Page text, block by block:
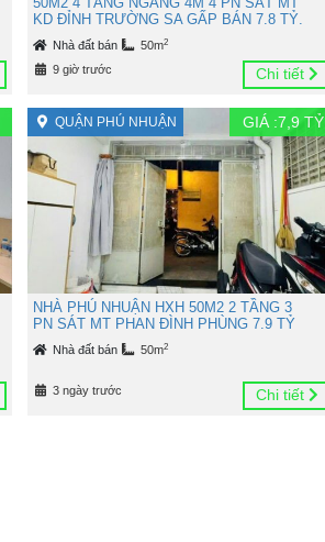
KD ĐỈNH TRƯỜNG SA GẤP BÁN 7.8 TỶ.
Nhà đất bán 50m2
9 giờ trước Chi tiết
QUẬN PHÚ NHUẬN GIÁ :7,9TỶ
NHÀ PHÚ NHUẬN HXH 50M2 2 TẦNG 3
PN SÁT MT PHAN ĐÌNH PHÙNG 7.9 TỶ
Nhà đất bán 50m2
3 ngày trước Chi tiết